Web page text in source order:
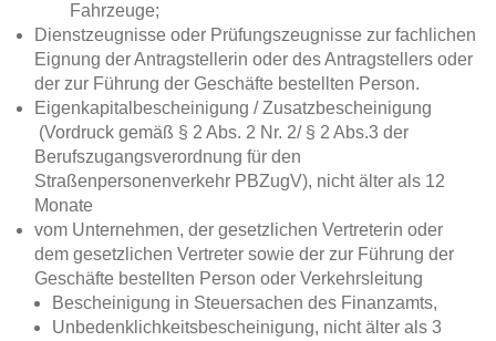
Fahrzeuge;
Dienstzeugnisse oder Prüfungszeugnisse zur fachlichen
Eignung der Antragstellerin oder des Antragstellers oder
der zur Führung der Geschäfte bestellten Person.
Eigenkapitalbescheinigung / Zusatzbescheinigung
(Vordruck gemäß § 2 Abs. 2 Nr. 2/ § 2 Abs.3 der
Berufszugangsverordnung für den
Straßenpersonenverkehr PBZugV), nicht älter als 12
Monate
vom Unternehmen, der gesetzlichen Vertreterin oder
dem gesetzlichen Vertreter sowie der zur Führung der
Geschäfte bestellten Person oder Verkehrsleitung
Bescheinigung in Steuersachen des Finanzamts,
Unbedenklichkeitsbescheinigung, nicht älter als 3